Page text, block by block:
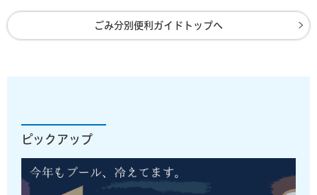
ごみ分別便利ガイドトップへ
ピックアップ